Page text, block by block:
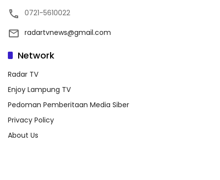
0721-5610022
radartvnews@gmail.com
Network
Radar TV
Enjoy Lampung TV
Pedoman Pemberitaan Media Siber
Privacy Policy
About Us